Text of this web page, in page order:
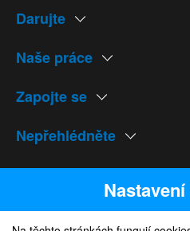
Darujte
Naše práce
Zapojte se
Nepřehlédněte
Naše weby